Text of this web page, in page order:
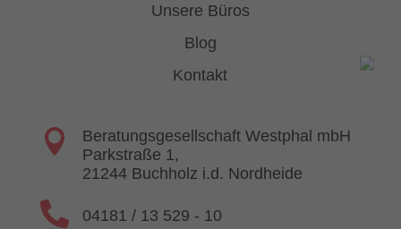
Unsere Büros
Blog
Kontakt

Beratungsgesellschaft Westphal mbH
Parkstraße 1,
21244 Buchholz i.d. Nordheide
 04181 / 13 529 - 10